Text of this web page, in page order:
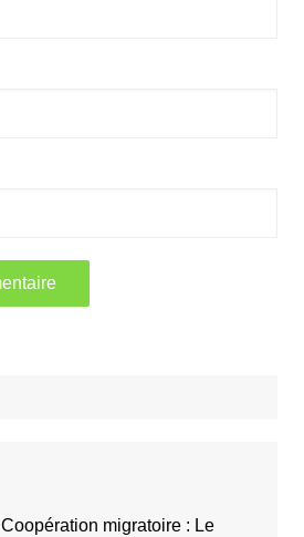
Coopération migratoire : Le